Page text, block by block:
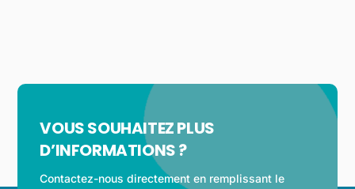
VOUS SOUHAITEZ PLUS
D’INFORMATIONS ?
Contactez-nous directement en remplissant le